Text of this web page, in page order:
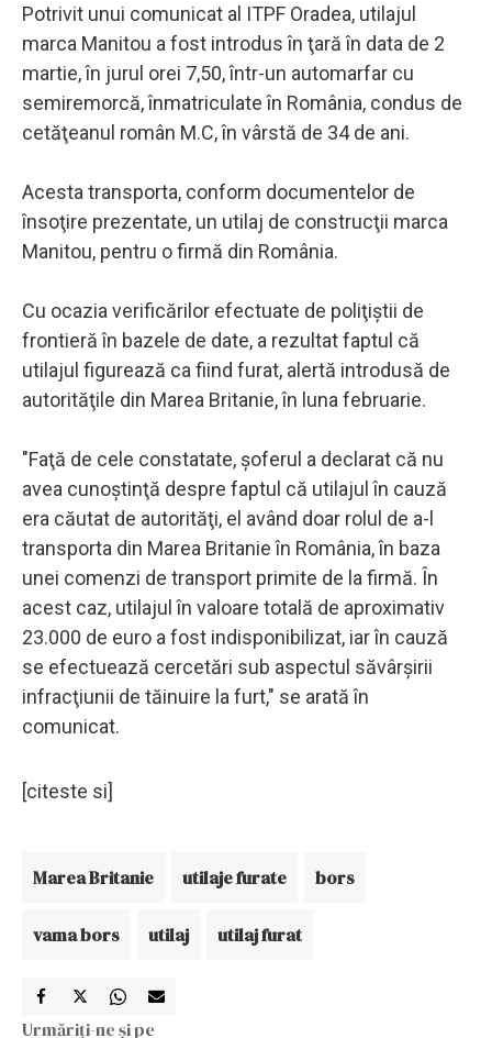
Potrivit unui comunicat al ITPF Oradea, utilajul
marca Manitou a fost introdus în ţară în data de 2
martie, în jurul orei 7,50, într-un automarfar cu
semiremorcă, înmatriculate în România, condus de
cetăţeanul român M.C, în vârstă de 34 de ani.
Acesta transporta, conform documentelor de
însoţire prezentate, un utilaj de construcţii marca
Manitou, pentru o firmă din România.
Cu ocazia verificărilor efectuate de poliţiştii de
frontieră în bazele de date, a rezultat faptul că
utilajul figurează ca fiind furat, alertă introdusă de
autorităţile din Marea Britanie, în luna februarie.
"Faţă de cele constatate, şoferul a declarat că nu
avea cunoştinţă despre faptul că utilajul în cauză
era căutat de autorităţi, el având doar rolul de a-l
transporta din Marea Britanie în România, în baza
unei comenzi de transport primite de la firmă. În
acest caz, utilajul în valoare totală de aproximativ
23.000 de euro a fost indisponibilizat, iar în cauză
se efectuează cercetări sub aspectul săvârşirii
infracţiunii de tăinuire la furt," se arată în
comunicat.
[citeste si]
Marea Britanie utilaje furate bors
vama bors utilaj utilaj furat
Urmăriți-ne și pe